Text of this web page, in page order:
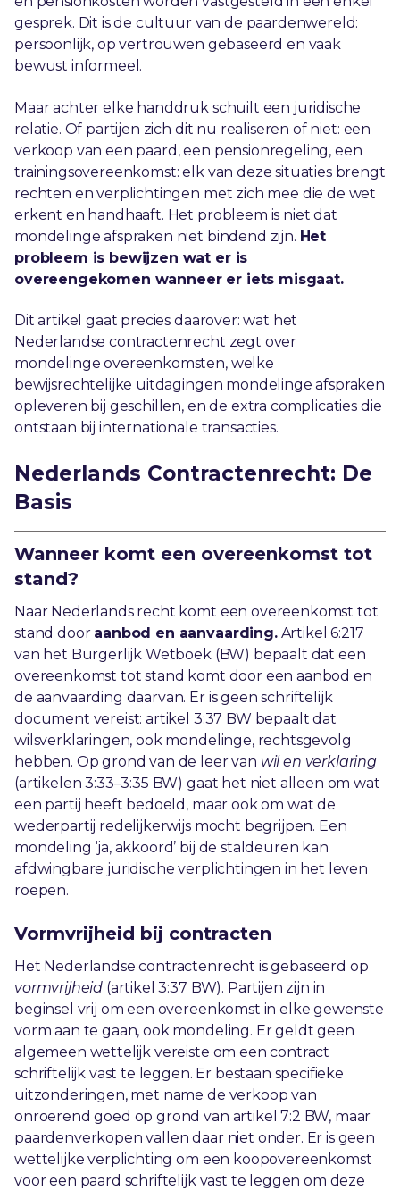
gesprek. Dit is de cultuur van de paardenwereld:
persoonlijk, op vertrouwen gebaseerd en vaak
bewust informeel.
Maar achter elke handdruk schuilt een juridische
relatie. Of partijen zich dit nu realiseren of niet: een
verkoop van een paard, een pensionregeling, een
trainingsovereenkomst: elk van deze situaties brengt
rechten en verplichtingen met zich mee die de wet
erkent en handhaaft. Het probleem is niet dat
mondelinge afspraken niet bindend zijn. Het
probleem is bewijzen wat er is
overeengekomen wanneer er iets misgaat.
Dit artikel gaat precies daarover: wat het
Nederlandse contractenrecht zegt over
mondelinge overeenkomsten, welke
bewijsrechtelijke uitdagingen mondelinge afspraken
opleveren bij geschillen, en de extra complicaties die
ontstaan bij internationale transacties.
Nederlands Contractenrecht: De
Basis
Wanneer komt een overeenkomst tot
stand?
Naar Nederlands recht komt een overeenkomst tot
stand door aanbod en aanvaarding.Artikel 6:217
van het Burgerlijk Wetboek (BW) bepaalt dat een
overeenkomst tot stand komt door een aanbod en
de aanvaarding daarvan. Er is geen schriftelijk
document vereist: artikel 3:37 BW bepaalt dat
wilsverklaringen, ook mondelinge, rechtsgevolg
hebben. Op grond van de leer van wil en verklaring
(artikelen 3:33–3:35 BW) gaat het niet alleen om wat
een partij heeft bedoeld, maar ook om wat de
wederpartij redelijkerwijs mocht begrijpen. Een
mondeling ‘ja, akkoord’ bij de staldeuren kan
afdwingbare juridische verplichtingen in het leven
roepen.
Vormvrijheid bij contracten
Het Nederlandse contractenrecht is gebaseerd op
vormvrijheid (artikel 3:37 BW). Partijen zijn in
beginsel vrij om een overeenkomst in elke gewenste
vorm aan te gaan, ook mondeling. Er geldt geen
algemeen wettelijk vereiste om een contract
schriftelijk vast te leggen. Er bestaan specifieke
uitzonderingen, met name de verkoop van
onroerend goed op grond van artikel 7:2 BW, maar
paardenverkopen vallen daar niet onder. Er is geen
wettelijke verplichting om een koopovereenkomst
voor een paard schriftelijk vast te leggen om deze